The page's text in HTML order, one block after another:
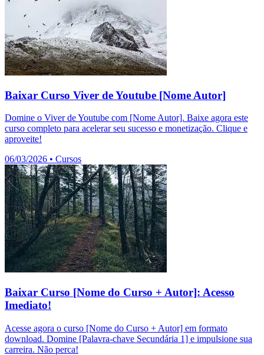
Baixar Curso Viver de Youtube [Nome Autor]
Domine o Viver de Youtube com [Nome Autor]. Baixe agora este
curso completo para acelerar seu sucesso e monetização. Clique e
aproveite!
06/03/2026 • Cursos
Baixar Curso [Nome do Curso + Autor]: Acesso
Imediato!
Acesse agora o curso [Nome do Curso + Autor] em formato
download. Domine [Palavra-chave Secundária 1] e impulsione sua
carreira. Não perca!